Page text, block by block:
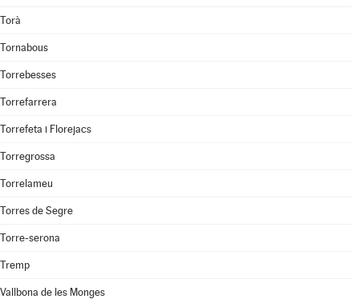
Torà
Tornabous
Torrebesses
Torrefarrera
Torrefeta i Florejacs
Torregrossa
Torrelameu
Torres de Segre
Torre-serona
Tremp
Vallbona de les Monges